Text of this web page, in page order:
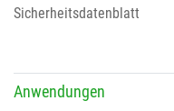
Sicherheitsdatenblatt
Anwendungen